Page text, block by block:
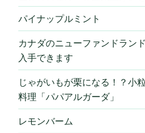
パイナップルミント
カナダのニューファンドラン
入手できます
じゃがいもが栗になる！？小
料理「パパアルガーダ」
レモンバーム